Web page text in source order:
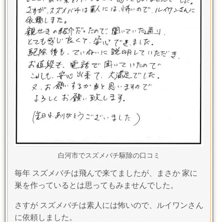
白河市でスズメバチ駆除の口コミ
毎年 スズメバチは飛んで来てましたが、まさか 家に
巣を作っているとは思ってもみませんでした。
さすが スズメバチは素人には怖いので、ルイワンさん
に依頼しました。